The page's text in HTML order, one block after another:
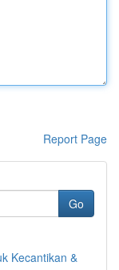
Report Page
Go
Kecantikan &